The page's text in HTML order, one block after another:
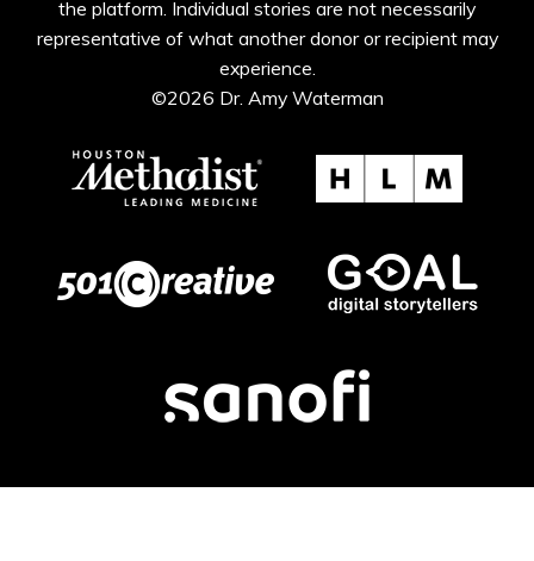
the platform. Individual stories are not necessarily
representative of what another donor or recipient may
experience.
©2026 Dr. Amy Waterman